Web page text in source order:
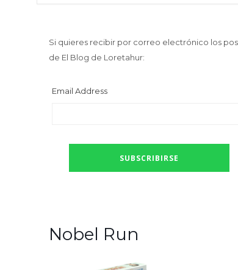
Si quieres recibir por correo electrónico los
de El Blog de Loretahur:
Email Address
Nobel Run